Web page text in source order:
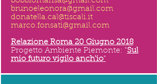
brunoeleonora@gmail.com
donatella.cal@tiscali.it
marco.fonsati@gmail.com
Relazione Roma 20 Giugno 2018
Progetto Ambiente Piemonte: "Sul
mio futuro vigilo anch'io"